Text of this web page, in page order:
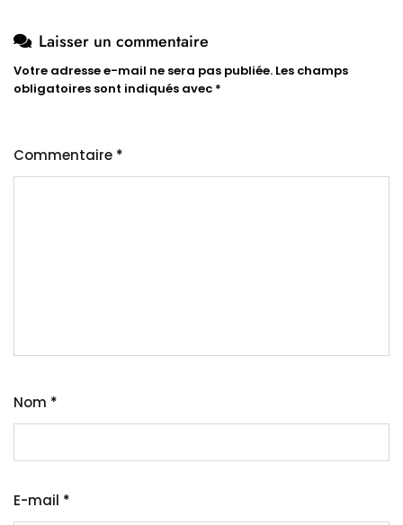
Laisser un commentaire
Votre adresse e-mail ne sera pas publiée. Les champs
obligatoires sont indiqués avec *
Commentaire *
Nom *
E-mail *